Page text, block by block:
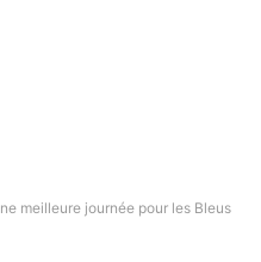
meilleure journée pour les Bleus